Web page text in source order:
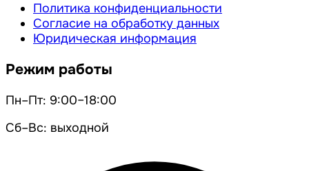
Политика конфиденциальности
Согласие на обработку данных
Юридическая информация
Режим работы
Пн–Пт: 9:00–18:00
Сб–Вс: выходной